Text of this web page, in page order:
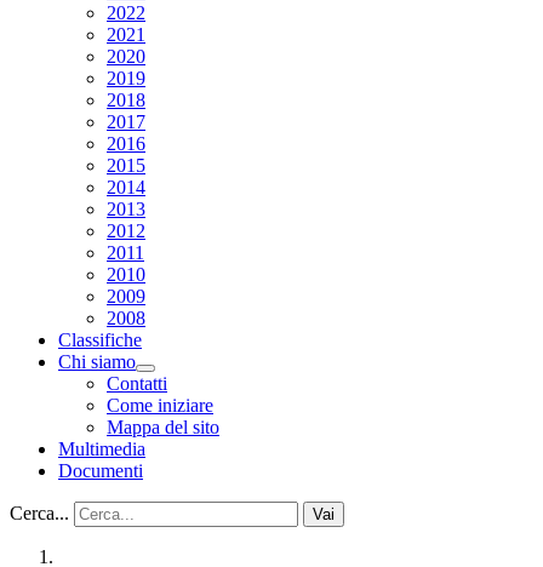
2022
2021
2020
2019
2018
2017
2016
2015
2014
2013
2012
2011
2010
2009
2008
Classifiche
Chi siamo
Contatti
Come iniziare
Mappa del sito
Multimedia
Documenti
Cerca... Vai